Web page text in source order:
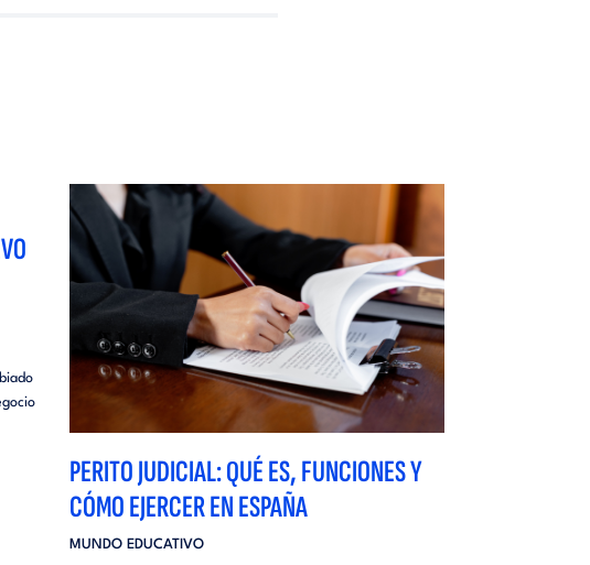
PERITO JUDICIAL: QUÉ ES, FUNCIONES Y
CÓMO EJERCER EN ESPAÑA
MUNDO EDUCATIVO